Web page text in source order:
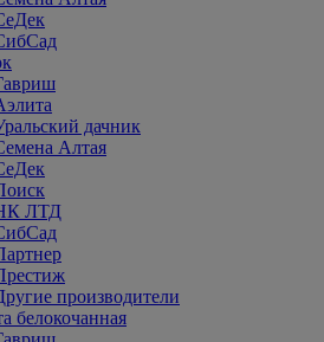
дачник
Алтая
ЛТД
производители
белокочанная